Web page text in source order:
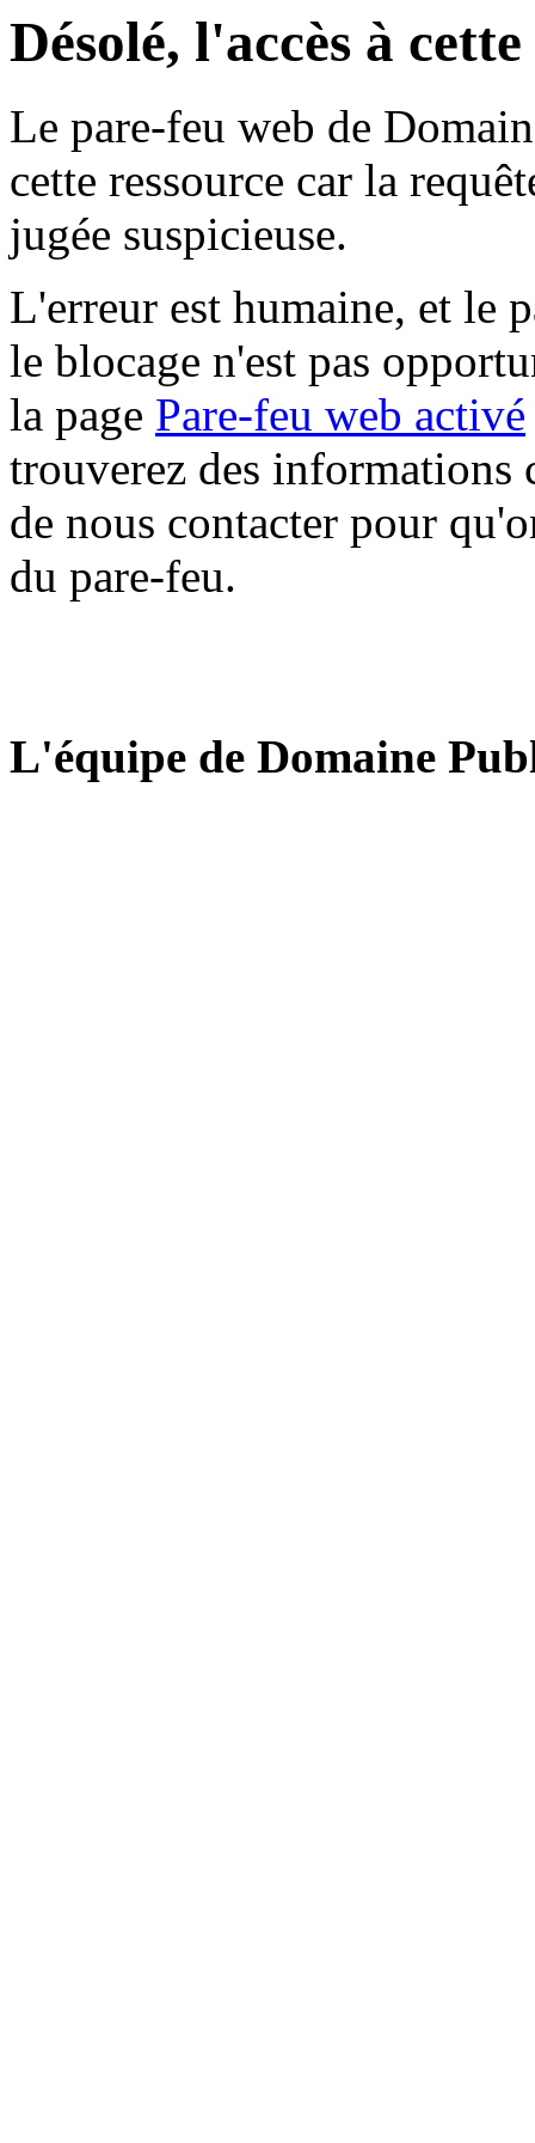
Désolé, l'accès à
Le pare-feu web de
cette ressource car la
jugée suspicieuse.
L'erreur est humaine, et le
le blocage n'est pas
la page Pare-feu web activé
trouverez des informations
de nous contacter pour
du pare-feu.
L'équipe de Domaine